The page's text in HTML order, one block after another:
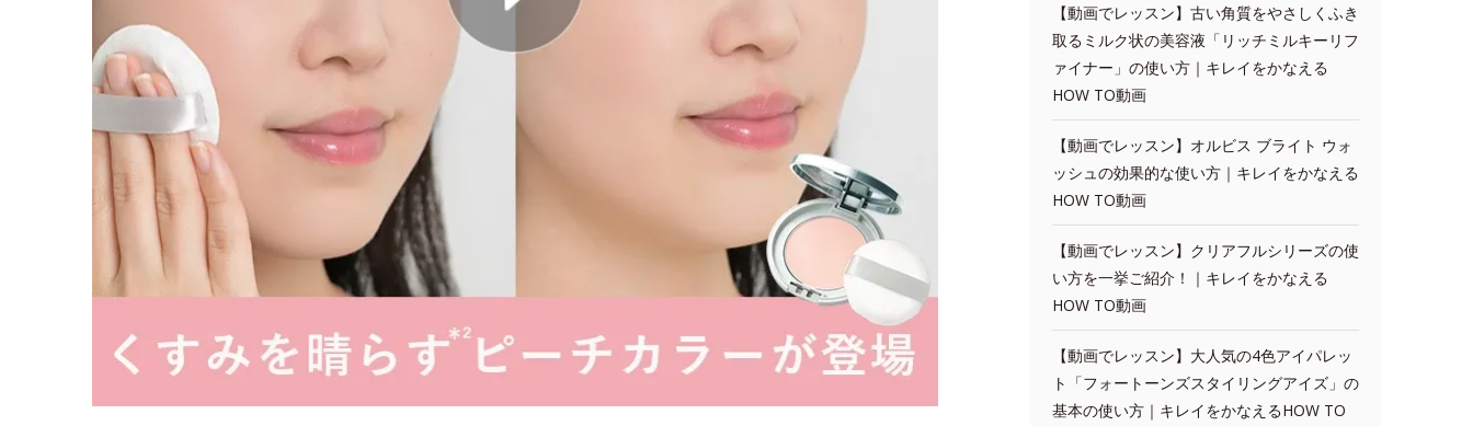
【動画でレッスン】古い角質をやさしくふき
取るミルク状の美容液「リッチミルキーリフ
ァイナー」の使い方｜キレイをかなえる
HOW TO動画
【動画でレッスン】オルビス ブライト ウォ
ッシュの効果的な使い方｜キレイをかなえる
HOW TO動画
【動画でレッスン】クリアフルシリーズの使
い方を一挙ご紹介！｜キレイをかなえる
HOW TO動画
【動画でレッスン】大人気の4色アイパレッ
ト「フォートーンズスタイリングアイズ」の
基本の使い方｜キレイをかなえるHOW TO